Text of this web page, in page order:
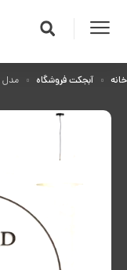
خانه آبجکت فروشگاه مدل